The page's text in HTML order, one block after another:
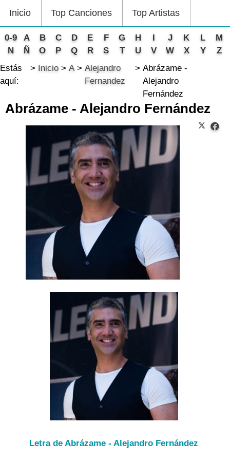
Inicio Top Canciones Top Artistas
0-9 A B C D E F G H I J K L
M
N
Ñ O P Q R S T U V W X Y
Z
Estás
aquí:
Inicio A
Alejandro
Fernandez
Abrázame -
Alejandro
Fernández
Abrázame - Alejandro Fernández
Letra de Abrázame - Alejandro Fernández